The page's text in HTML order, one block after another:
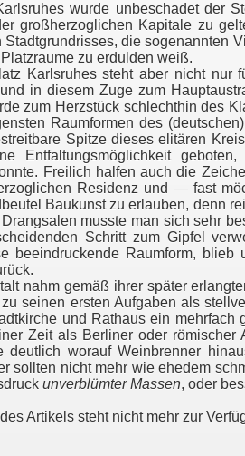
wurde unbeschadet der
großherzoglichen Kapitale zu
Stadtgrundrisses, die sogenannten
zu erdulden weiß.
Karlsruhes steht aber nicht nur
in diesem Zuge zum
zum Herzstück schlechthin des
Raumformen des
Spitze dieses elitären
Entfaltungsmöglichkeit
Freilich halfen auch die
Residenz und — fast
Baukunst zu erlauben, denn
musste man sich sehr
Schritt zum Gipfel
beeindruckende Raumform,
nahm gemäß ihrer später
seinen ersten Aufgaben als
und Rathaus ein
Zeit als Berliner oder römischer
deutlich worauf Weinbrenner
sollten nicht mehr wie ehedem
unverblümter Massen, oder
Artikels steht nicht mehr zur